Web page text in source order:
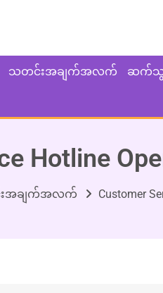
သတင်းအချက်အလက် ဆက်သွ
Hotline
အချက်အလက် Customer